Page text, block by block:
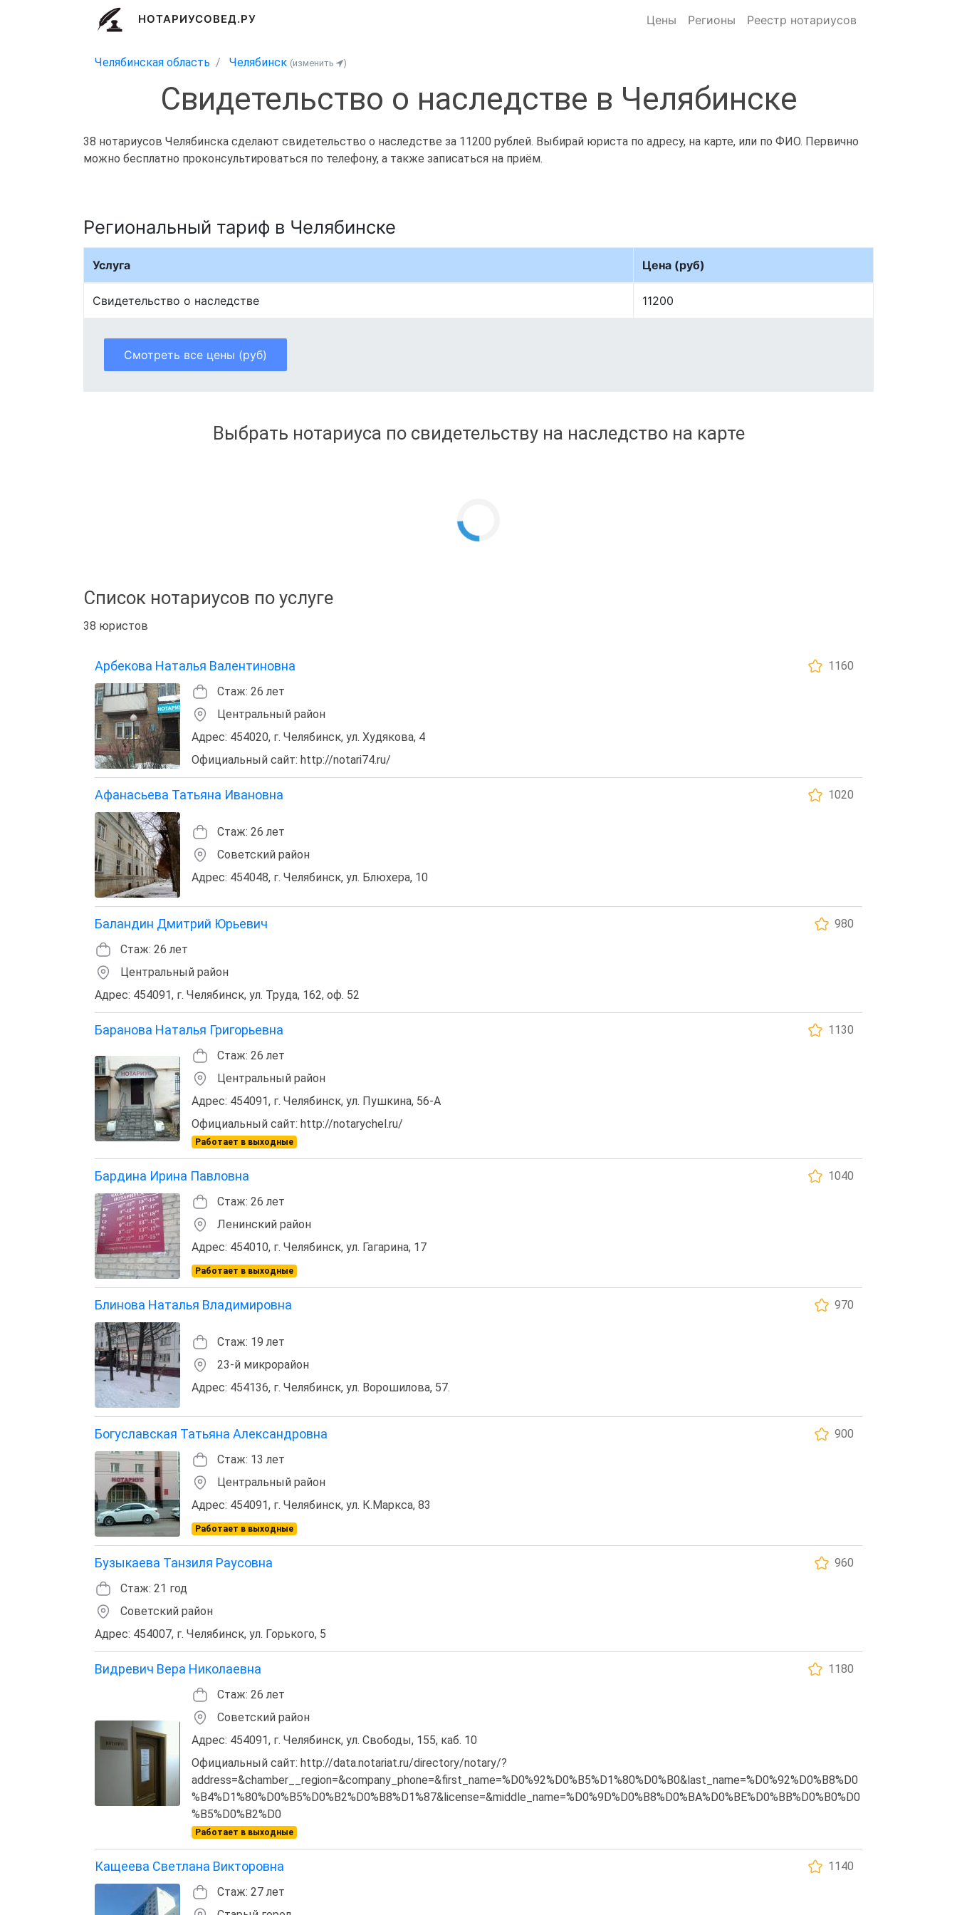
НОТАРИУСОВЕД.РУ Цены Регионы Реестр нотариусов
Челябинская область Челябинск (изменить )
Свидетельство о наследстве в Челябинске
38 нотариусов Челябинска сделают свидетельство о наследстве за 11200 рублей. Выбирай юриста по адресу, на карте, или по ФИО. Первично
можно бесплатно проконсультироваться по телефону, а также записаться на приём.
Региональный тариф в Челябинске
Услуга Цена (руб)
Свидетельство о наследстве 11200
Смотреть все цены (руб)
Выбрать нотариуса по свидетельству на наследство на карте
Список нотариусов по услуге
38 юристов
Арбекова Наталья Валентиновна
1160
Стаж: 26 лет
Центральный район
Адрес: 454020, г. Челябинск, ул. Худякова, 4
Официальный сайт: http://notari74.ru/
Афанасьева Татьяна Ивановна 1020
Стаж: 26 лет
Советский район
Адрес: 454048, г. Челябинск, ул. Блюхера, 10
Баландин Дмитрий Юрьевич
980
Стаж: 26 лет
Центральный район
Адрес: 454091, г. Челябинск, ул. Труда, 162, оф. 52
Баранова Наталья Григорьевна
1130
Стаж: 26 лет
Центральный район
Адрес: 454091, г. Челябинск, ул. Пушкина, 56-А
Официальный сайт: http://notarychel.ru/
Работает в выходные
Бардина Ирина Павловна
1040
Стаж: 26 лет
Ленинский район
Адрес: 454010, г. Челябинск, ул. Гагарина, 17
Работает в выходные
Блинова Наталья Владимировна 970
Стаж: 19 лет
23-й микрорайон
Адрес: 454136, г. Челябинск, ул. Ворошилова, 57.
Богуславская Татьяна Александровна
900
Стаж: 13 лет
Центральный район
Адрес: 454091, г. Челябинск, ул. К.Маркса, 83
Работает в выходные
Бузыкаева Танзиля Раусовна
960
Стаж: 21 год
Советский район
Адрес: 454007, г. Челябинск, ул. Горького, 5
Видревич Вера Николаевна
1180
Стаж: 26 лет
Советский район
Адрес: 454091, г. Челябинск, ул. Свободы, 155, каб. 10
Официальный сайт: http://data.notariat.ru/directory/notary/?
address=&chamber__region=&company_phone=&first_name=%D0%92%D0%B5%D1%80%D0%B0&last_name=%D0%92%D0%B8%D0
%B4%D1%80%D0%B5%D0%B2%D0%B8%D1%87&license=&middle_name=%D0%9D%D0%B8%D0%BA%D0%BE%D0%BB%D0%B0%D0
%B5%D0%B2%D0
Работает в выходные
Кащеева Светлана Викторовна
1140
Стаж: 27 лет